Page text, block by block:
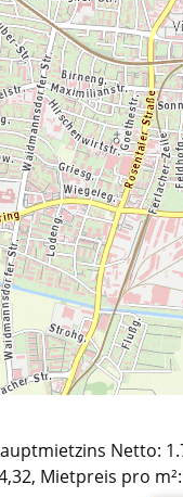
Netto:
Mietpreis pro